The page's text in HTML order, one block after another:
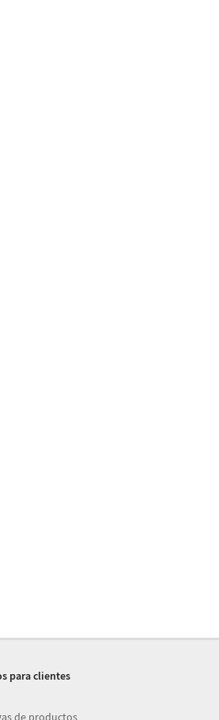
para clientes
de productos